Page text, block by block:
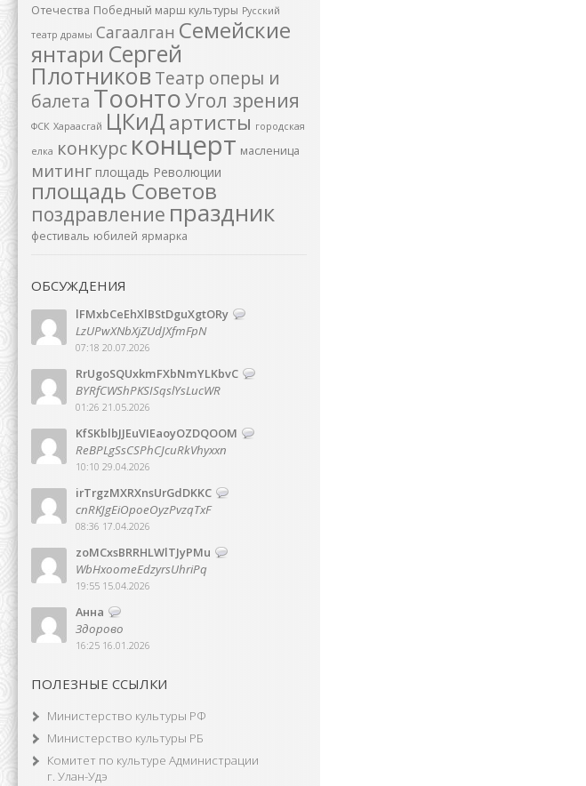
Отечества Победный марш культуры Русский
театр драмы Сагаалган Семейские
янтари Сергей
Плотников Театр оперы и
балета ТоонтоУгол зрения
ФСК Хараасгай ЦКиДартисты городская
елка конкурс концерт масленица
митинг площадь Революции
площадь Советов
поздравление праздник
фестиваль юбилей ярмарка
ОБСУЖДЕНИЯ
lFMxbCeEhXlBStDguXgtORy
LzUPwXNbXjZUdJXfmFpN
07:18 20.07.2026
RrUgoSQUxkmFXbNmYLKbvC
BYRfCWShPKSISqslYsLucWR
01:26 21.05.2026
KfSKblbJJEuVIEaoyOZDQOOM
ReBPLgSsCSPhCJcuRkVhyxxn
10:10 29.04.2026
irTrgzMXRXnsUrGdDKKC
cnRKJgEiOpoeOyzPvzqTxF
08:36 17.04.2026
zoMCxsBRRHLWlTJyPMu
WbHxoomeEdzyrsUhriPq
19:55 15.04.2026
Анна
Здорово
16:25 16.01.2026
ПОЛЕЗНЫЕ ССЫЛКИ
Министерство культуры РФ
Министерство культуры РБ
Комитет по культуре Администрации
г. Улан-Удэ